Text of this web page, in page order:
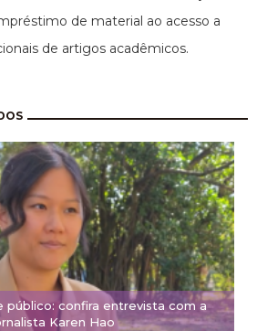
de material ao acesso a
de artigos acadêmicos.
público: confira entrevista com a
Karen Hao